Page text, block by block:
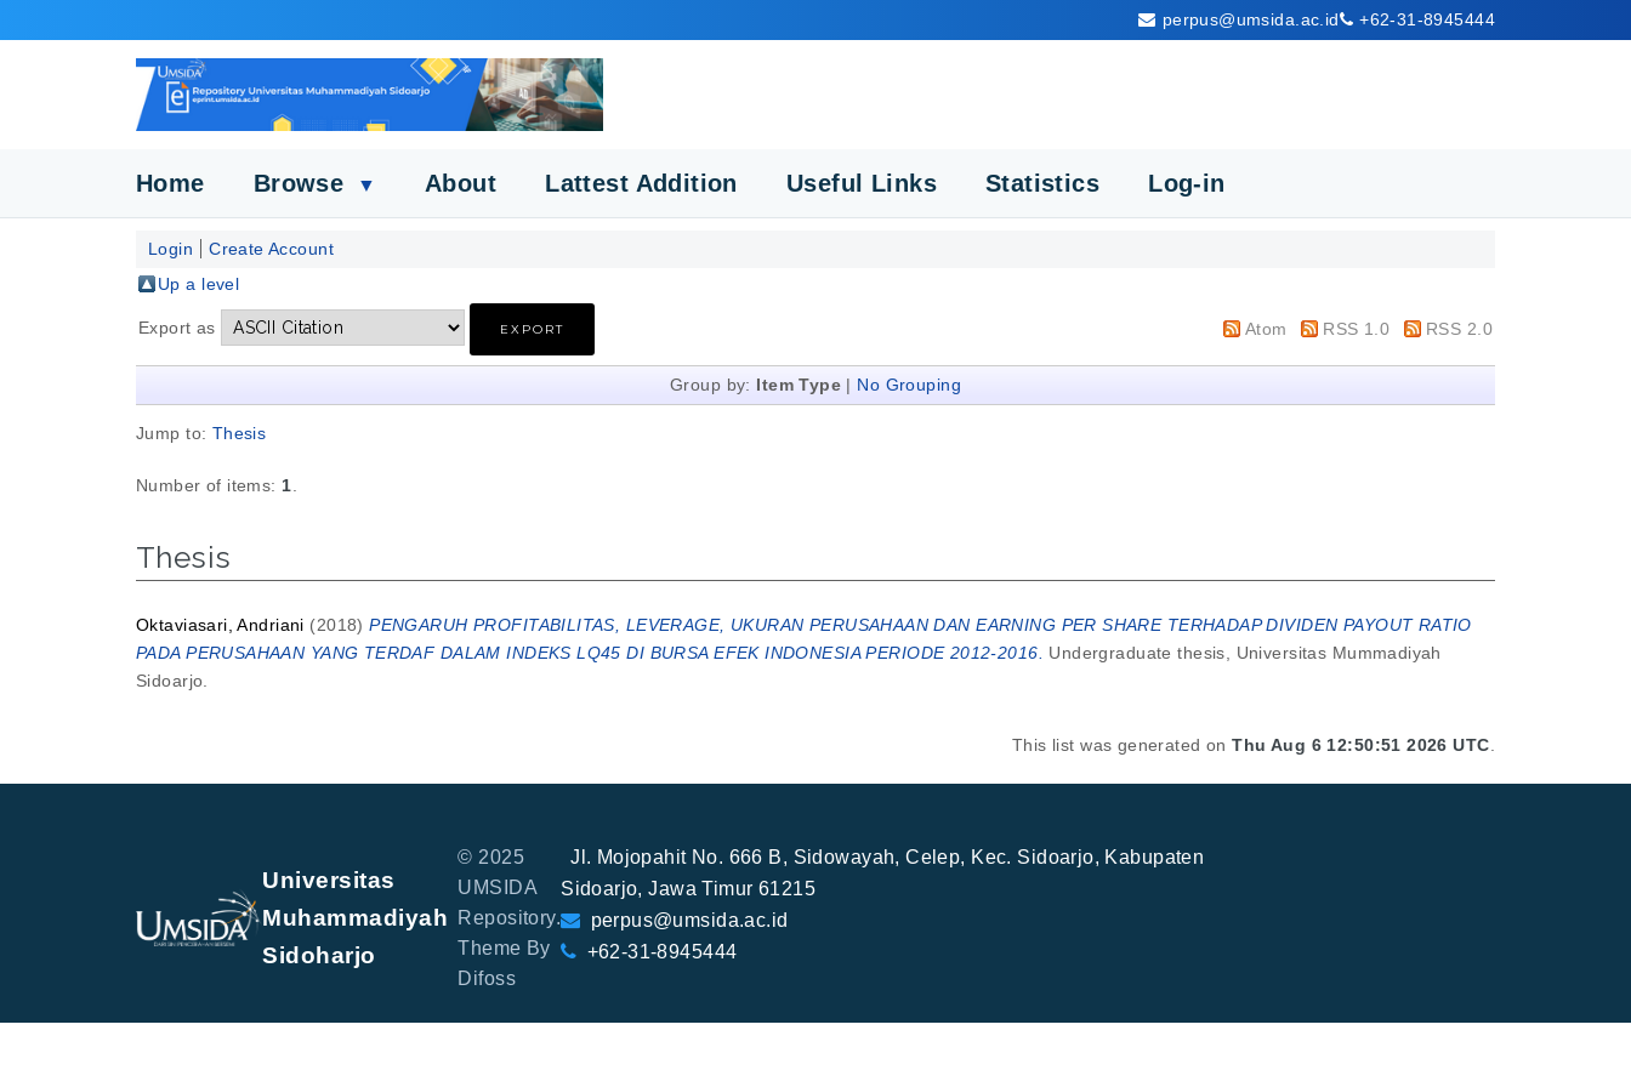
perpus@umsida.ac.id +62-31-8945444
Home Browse ▼ About Lattest Addition Useful Links Statistics Log-in
Login
Create Account
Up a level
Export as Atom RSS 1.0 RSS 2.0
Group by: Item Type | No Grouping
Jump to: Thesis
Number of items: 1
Thesis
Oktaviasari, Andriani (2018)PENGARUH PROFITABILITAS, LEVERAGE, UKURAN PERUSAHAAN DAN EARNING PER SHARE TERHADAP DIVIDEN PAYOUT RATIO
PADA PERUSAHAAN YANG TERDAF DALAM INDEKS LQ45 DI BURSA EFEK INDONESIA PERIODE 2012-2016.
Undergraduate thesis, Universitas Mummadiyah
Sidoarjo.
This list was generated onThu Aug 6 12:50:51 2026 UTC
Universitas
Muhammadiyah
Sidoharjo
© 2025
UMSIDA
Repository.
Theme By
Difoss
Jl. Mojopahit No. 666 B, Sidowayah, Celep, Kec. Sidoarjo, Kabupaten
Sidoarjo, Jawa Timur 61215
perpus@umsida.ac.id
+62-31-8945444